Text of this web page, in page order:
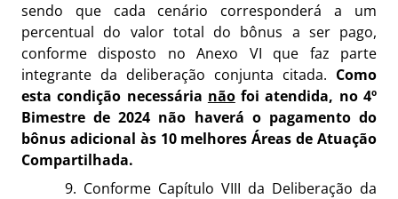
sendo que cada cenário corresponderá a um
percentual do valor total do bônus a ser pago,
conforme disposto no Anexo VI que faz parte
integrante da deliberação conjunta citada. Como
esta condição necessária nãofoi atendida, no 4º
Bimestre de 2024 não haverá o pagamento do
bônus adicional às 10 melhores Áreas de Atuação
Compartilhada.
9. Conforme Capítulo VIII da Deliberação da